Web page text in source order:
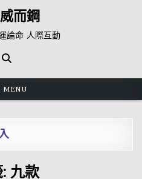
而鋼
論命 人際互動
MENU
九款